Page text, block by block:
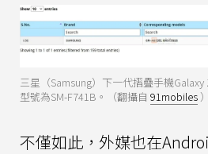
三星（Samsung）下一代摺疊手機Galaxy
型號為SM-F741B。（翻攝自 91mobiles ）
不僅如此，外媒也在